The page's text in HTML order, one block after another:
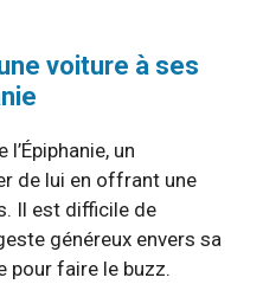
voiture à ses
un
de lui en offrant une
Il est difficile de
généreux envers sa
pour faire le buzz.